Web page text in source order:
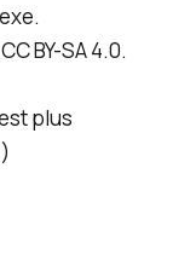
BY-SA 4.0.
plus